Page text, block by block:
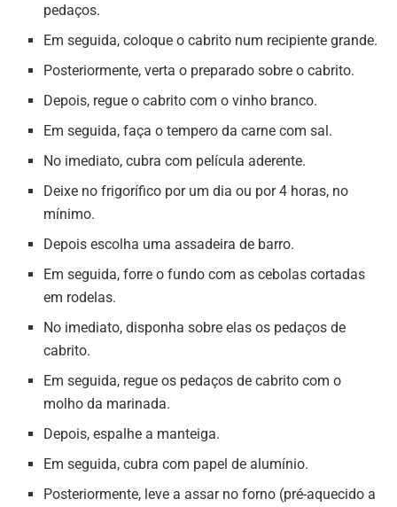
pedaços.
Em seguida, coloque o cabrito num recipiente grande.
Posteriormente, verta o preparado sobre o cabrito.
Depois, regue o cabrito com o vinho branco.
Em seguida, faça o tempero da carne com sal.
No imediato, cubra com película aderente.
Deixe no frigorífico por um dia ou por 4 horas, no
mínimo.
Depois escolha uma assadeira de barro.
Em seguida, forre o fundo com as cebolas cortadas
em rodelas.
No imediato, disponha sobre elas os pedaços de
cabrito.
Em seguida, regue os pedaços de cabrito com o
molho da marinada.
Depois, espalhe a manteiga.
Em seguida, cubra com papel de alumínio.
Posteriormente, leve a assar no forno (pré-aquecido a